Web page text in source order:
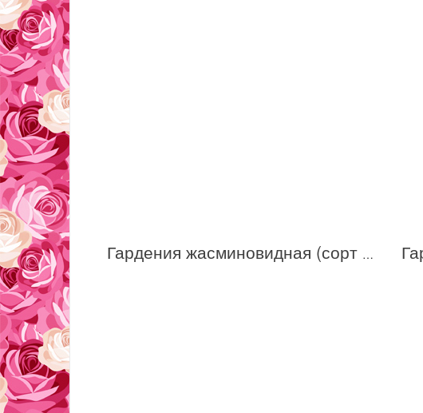
Гардения жасминовидная (сорт 'Perfumed petticoats')